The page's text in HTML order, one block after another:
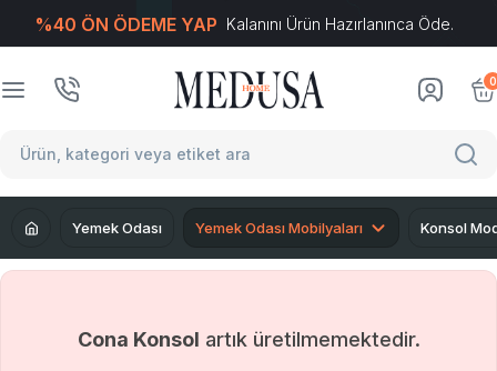
%40 ÖN ÖDEME YAP Kalanını Ürün Hazırlanınca Öde.
0
Yemek Odası Yemek Odası Mobilyaları Konsol
Cona Konsol artık üretilmemektedir.
T-Soft E-Ticaret Sistemleriyle Hazırlanmıştır.